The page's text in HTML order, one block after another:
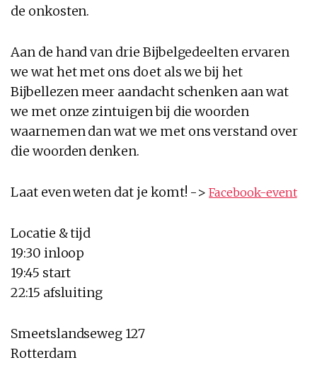
de onkosten.
Aan de hand van drie Bijbelgedeelten ervaren
we wat het met ons doet als we bij het
Bijbellezen meer aandacht schenken aan wat
we met onze zintuigen bij die woorden
waarnemen dan wat we met ons verstand over
die woorden denken.
Laat even weten dat je komt! ->Facebook-event
Locatie & tijd
19:30 inloop
19:45 start
22:15 afsluiting
Smeetslandseweg 127
Rotterdam